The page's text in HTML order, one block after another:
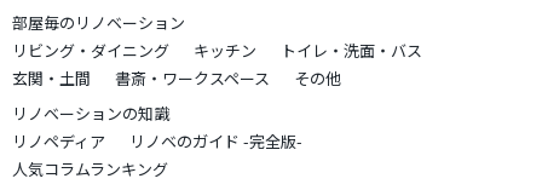
部屋毎のリノベーション
リビング・ダイニング
キッチン
トイレ・洗面・バス
玄関・土間
書斎・ワークスペース
その他
リノベーションの知識
リノペディア
リノベのガイド -完全版-
人気コラムランキング